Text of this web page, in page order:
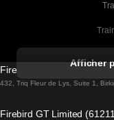
Afficher
Firebird GT Limited (OC
432, Triq Fleur de Lys, Suite 1,
Firebird GT Limited